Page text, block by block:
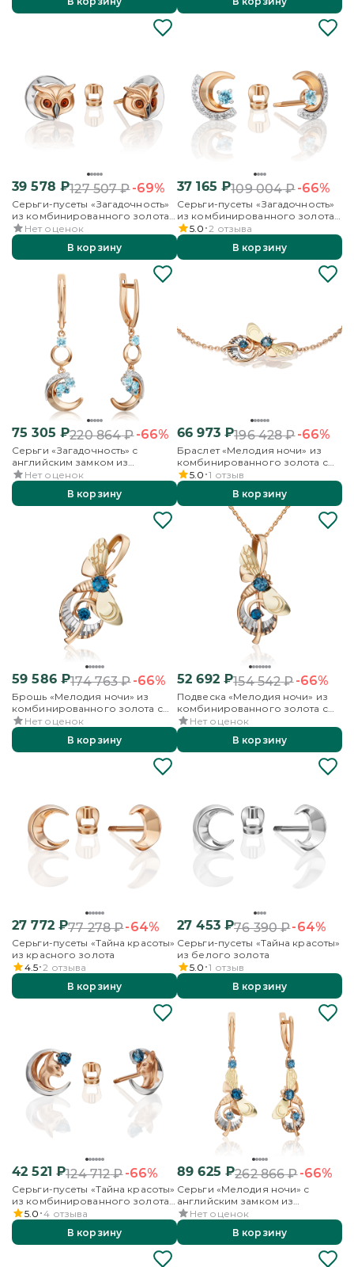
39 578 ₽127 507₽-69%
Серьги-пусеты «Загадочность»
из комбинированного золота
с эмалью
Нет оценок
В корзину
37 165 ₽109 004₽-66%
Серьги-пусеты «Загадочность»
из комбинированного золота
с топазом и бесцветными
топазами
5.0 2 отзыва
В корзину
75 305 ₽220 864₽-66%
Серьги «Загадочность» с
английским замком из
комбинированного золота с
топазами и бесцветными
топазами
Нет оценок
В корзину
66 973₽196 428₽-66%
Браслет «Мелодия ночи» из
комбинированного золота с
топазами
5.0 1 отзыв
В корзину
59 586₽174 763₽-66%
Брошь «Мелодия ночи» из
комбинированного золота с
топазами
Нет оценок
В корзину
52 692₽154 542₽-66%
Подвеска «Мелодия ночи» из
комбинированного золота с
топазами
Нет оценок
В корзину
27 772₽77 278₽-64%
Серьги-пусеты «Тайна красоты»
из красного золота
4.5 2 отзыва
В корзину
27 453₽76 390₽-64%
Серьги-пусеты «Тайна красоты»
из белого золота
5.0 1 отзыв
В корзину
42 521 ₽124 712₽-66%
Серьги-пусеты «Тайна красоты»
из комбинированного золота
с топазом
5.0 4 отзыва
В корзину
89 625 ₽262 866₽-66%
Серьги «Мелодия ночи» с
английским замком из
комбинированного золота с
топазами
Нет оценок
В корзину